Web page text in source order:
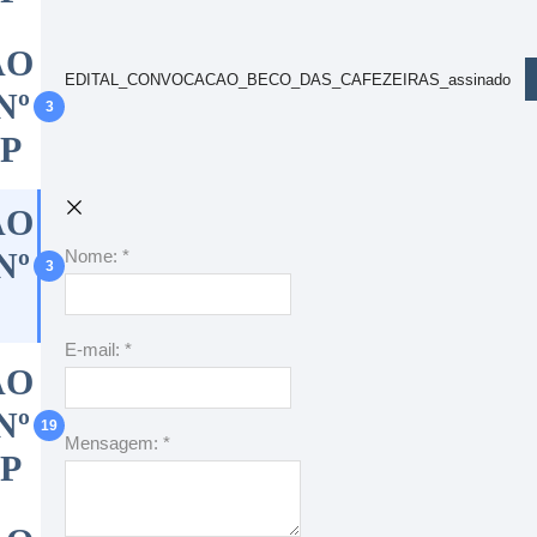
3
3
19
EDITAL_CONVOCACAO_BECO_DAS_CAFEZEIRAS_assinado
Nome: *
E-mail: *
Mensagem: *